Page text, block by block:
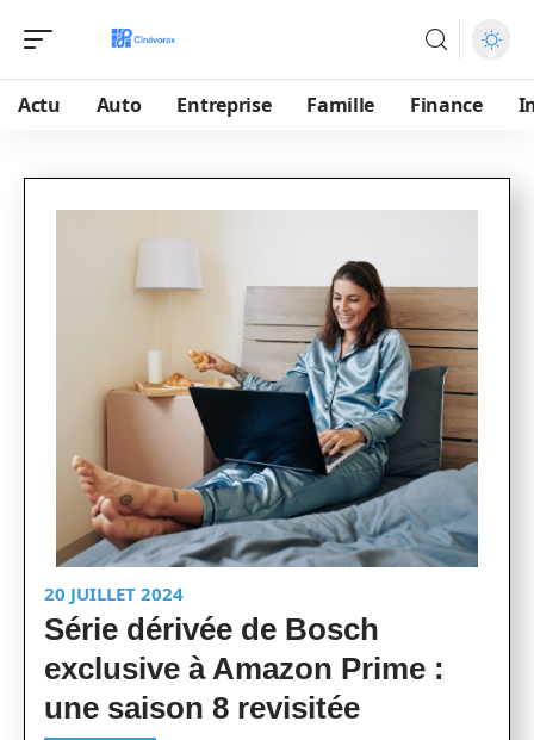
Actu Auto Entreprise Famille Finance
20 JUILLET 2024
Série dérivée de Bosch
exclusive à Amazon Prime :
une saison 8 revisitée